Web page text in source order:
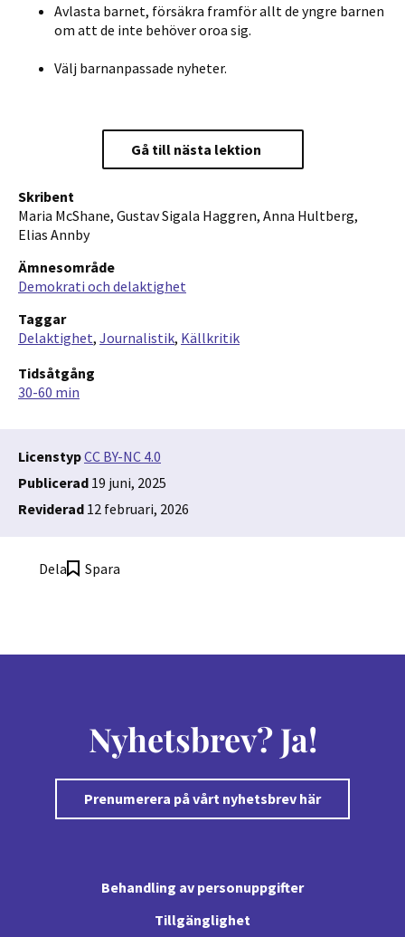
Skribent
Maria McShane, Gustav Sigala Haggren, Anna Hultberg,
Elias Annby
Ämnesområde
Demokrati och delaktighet
Taggar
Delaktighet Journalistik Källkritik
Tidsåtgång
30-60 min
LicenstypCC BY-NC 4.0
Publicerad 19 juni, 2025
Reviderad 12 februari, 2026
Dela Spara
Avlasta barnet, försäkra framför allt de yngre barnen
om att de inte behöver oroa sig.
Välj barnanpassade nyheter.
Gå till nästa lektion
Behandling av personuppgifter
Tillgänglighet
Nyhetsbrev? Ja!
Prenumerera på vårt nyhetsbrev här